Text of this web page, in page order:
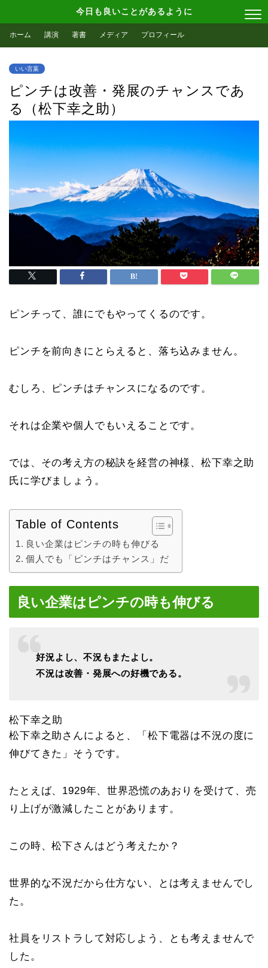
今日も良いことがあるように
ホーム 講演 著書 メディア プロフィール
いい言葉
ピンチは改善・発展のチャンスであ
る（松下幸之助）
ピンチって、誰にでもやってくるのです。
ピンチを前向きにとらえると、落ち込みません。
むしろ、ピンチはチャンスになるのです。
それは企業や個人でもいえることです。
では、その考え方の秘訣を経営の神様、松下幸之助
氏に学びましょう。
Table of Contents
良い企業はピンチの時も伸びる
個人でも「ピンチはチャンス」だ
良い企業はピンチの時も伸びる
好況よし、不況もまたよし。
不況は改善・発展への好機である。
松下幸之助
松下幸之助さんによると、「松下電器は不況の度に
伸びてきた」そうです。
たとえば、1929年、世界恐慌のあおりを受けて、売
り上げが激減したことがあります。
この時、松下さんはどう考えたか？
世界的な不況だから仕方ない、とは考えませんでし
た。
社員をリストラして対応しよう、とも考えませんで
した。